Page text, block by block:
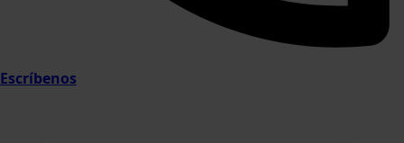
Escríbenos